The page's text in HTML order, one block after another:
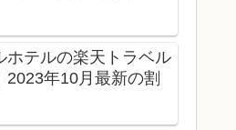
ホテルの楽天トラベル
2023年10月最新の割